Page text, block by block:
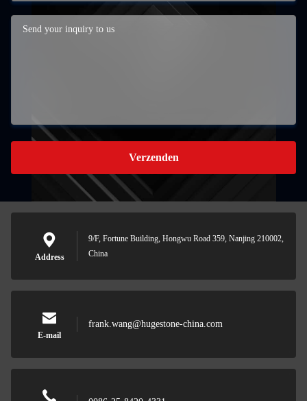
Verzenden
Address
9/F, Fortune Building, Hongwu Road 359, Nanjing 210002,
China
E-mail
frank.wang@hugestone-china.com